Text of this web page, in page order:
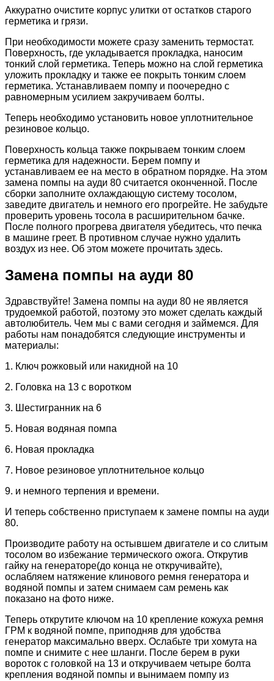
Аккуратно очистите корпус улитки от остатков старого
герметика и грязи.
При необходимости можете сразу заменить термостат.
Поверхность, где укладывается прокладка, наносим
тонкий слой герметика. Теперь можно на слой герметика
уложить прокладку и также ее покрыть тонким слоем
герметика. Устанавливаем помпу и поочередно с
равномерным усилием закручиваем болты.
Теперь необходимо установить новое уплотнительное
резиновое кольцо.
Поверхность кольца также покрываем тонким слоем
герметика для надежности. Берем помпу и
устанавливаем ее на место в обратном порядке. На этом
замена помпы на ауди 80 считается оконченной. После
сборки заполните охлаждающую систему тосолом,
заведите двигатель и немного его прогрейте. Не забудьте
проверить уровень тосола в расширительном бачке.
После полного прогрева двигателя убедитесь, что печка
в машине греет. В противном случае нужно удалить
воздух из нее. Об этом можете прочитать здесь.
Замена помпы на ауди 80
Здравствуйте! Замена помпы на ауди 80 не является
трудоемкой работой, поэтому это может сделать каждый
автолюбитель. Чем мы с вами сегодня и займемся. Для
работы нам понадобятся следующие инструменты и
материалы:
1. Ключ рожковый или накидной на 10
2. Головка на 13 с воротком
3. Шестигранник на 6
5. Новая водяная помпа
6. Новая прокладка
7. Новое резиновое уплотнительное кольцо
9. и немного терпения и времени.
И теперь собственно приступаем к замене помпы на ауди
80.
Производите работу на остывшем двигателе и со слитым
тосолом во избежание термического ожога. Открутив
гайку на генераторе(до конца не откручивайте),
ослабляем натяжение клинового ремня генератора и
водяной помпы и затем снимаем сам ремень как
показано на фото ниже.
Теперь открутите ключом на 10 крепление кожуха ремня
ГРМ к водяной помпе, приподняв для удобства
генератор максимально вверх. Ослабьте три хомута на
помпе и снимите с нее шланги. После берем в руки
вороток с головкой на 13 и откручиваем четыре болта
крепления водяной помпы и вынимаем помпу из